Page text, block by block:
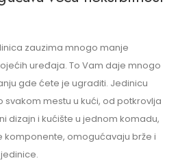
zauzima mnogo manje
uređaja. To Vam daje mnogo
gde ćete je ugraditi. Jedinicu
mestu u kući, od potkrovlja
dizajn i kućište u jednom komadu,
komponente, omogućavaju brže i